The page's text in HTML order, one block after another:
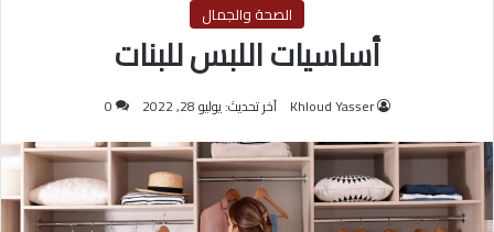
الصحة والجمال
أساسيات اللبس للبنات
Khloud Yasser آخر تحديث: يوليو 28, 2022 0